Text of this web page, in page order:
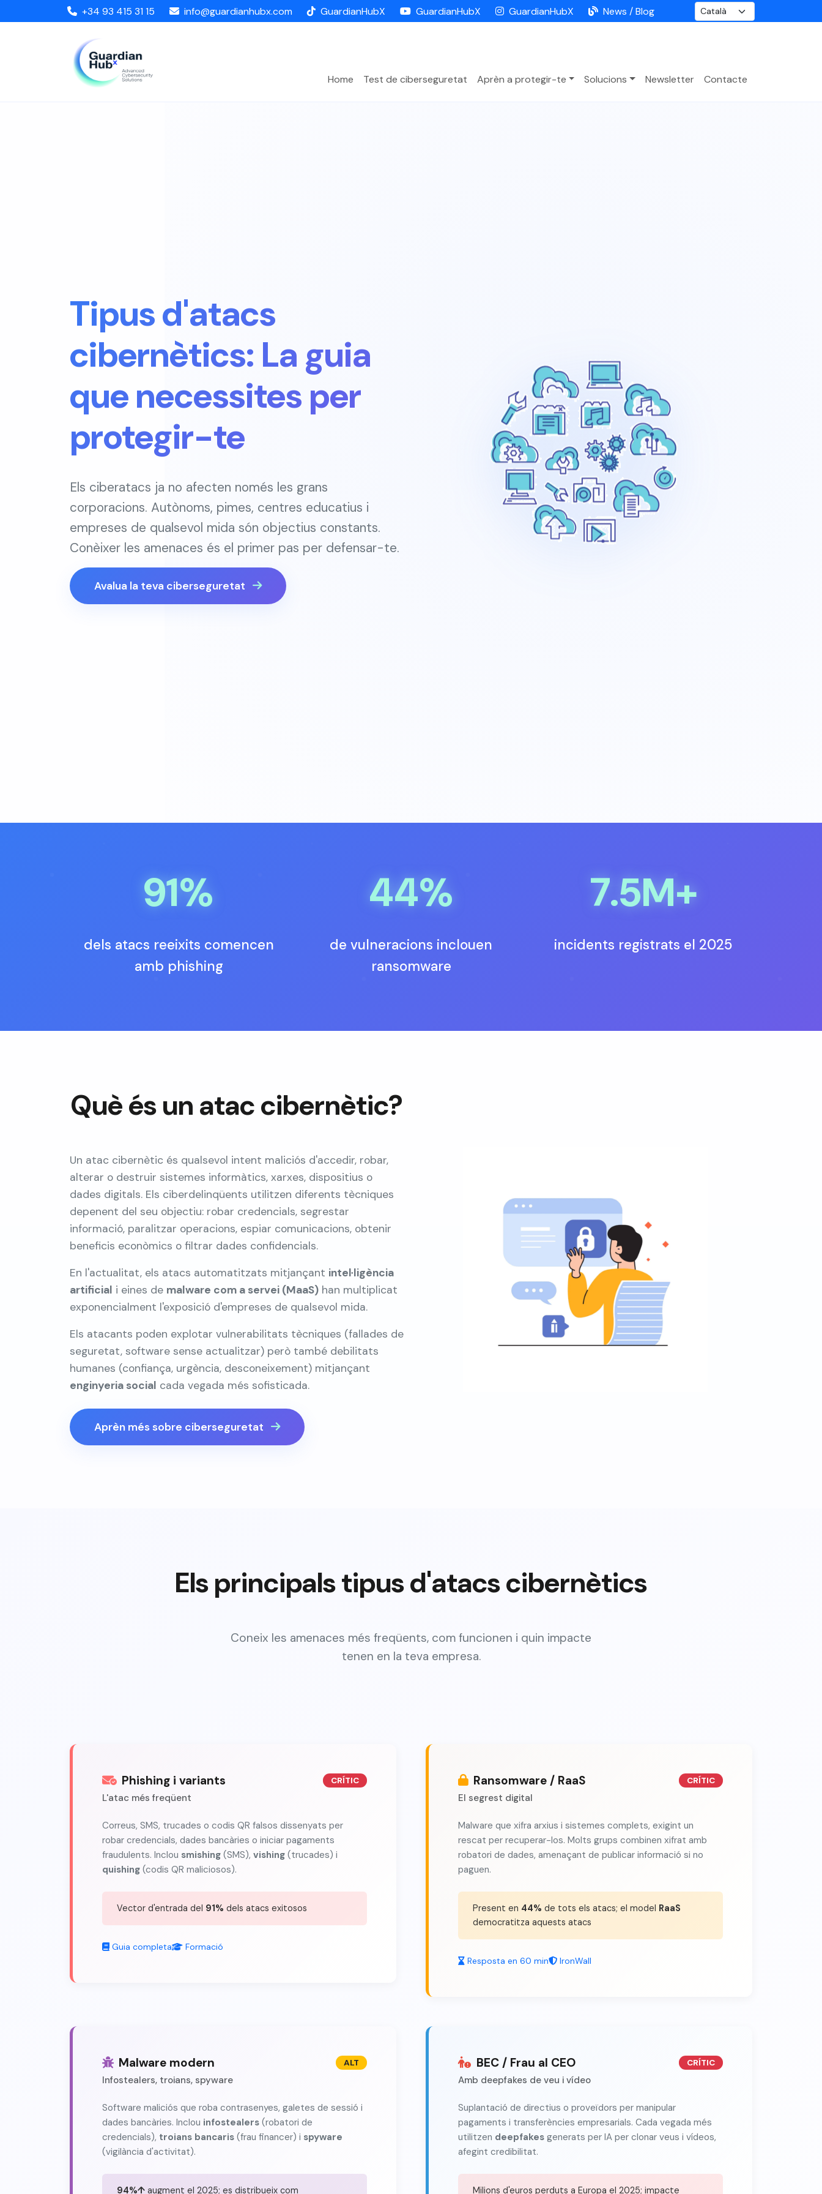
+34 93 415 31 15 info@guardianhubx.com GuardianHubX GuardianHubX GuardianHubX News / Blog
Home Test de ciberseguretat Aprèn a protegir-te Solucions Newsletter Contacte
Tipus d'atacs
cibernètics: La guia
que necessites per
protegir-te
Els ciberatacs ja no afecten només les grans
corporacions. Autònoms, pimes, centres educatius i
empreses de qualsevol mida són objectius constants.
Conèixer les amenaces és el primer pas per defensar-te.
Avalua la teva ciberseguretat
91%
dels atacs reeixits comencen
amb phishing
44%
de vulneracions inclouen
ransomware
7.5M+
incidents registrats el 2025
Què és un atac cibernètic?
Un atac cibernètic és qualsevol intent maliciós d'accedir, robar,
alterar o destruir sistemes informàtics, xarxes, dispositius o
dades digitals. Els ciberdelinqüents utilitzen diferents tècniques
depenent del seu objectiu: robar credencials, segrestar
informació, paralitzar operacions, espiar comunicacions, obtenir
beneficis econòmics o filtrar dades confidencials.
En l'actualitat, els atacs automatitzats mitjançant intel·ligència
artificial i eines de malware com a servei (MaaS) han multiplicat
exponencialment l'exposició d'empreses de qualsevol mida.
Els atacants poden explotar vulnerabilitats tècniques (fallades de
seguretat, software sense actualitzar) però també debilitats
humanes (confiança, urgència, desconeixement) mitjançant
enginyeria social cada vegada més sofisticada.
Aprèn més sobre ciberseguretat
Els principals tipus d'atacs cibernètics
Coneix les amenaces més freqüents, com funcionen i quin impacte
tenen en la teva empresa.
Phishing i variants
L'atac més freqüent
CRÍTIC
Correus, SMS, trucades o codis QR falsos dissenyats per
robar credencials, dades bancàries o iniciar pagaments
fraudulents. Inclou smishing (SMS), vishing (trucades) i
quishing (codis QR maliciosos).
Vector d'entrada del 91% dels atacs exitosos
Guia completa Formació
Ransomware / RaaS
El segrest digital
CRÍTIC
Malware que xifra arxius i sistemes complets, exigint un
rescat per recuperar-los. Molts grups combinen xifrat amb
robatori de dades, amenaçant de publicar informació si no
paguen.
Present en 44% de tots els atacs; el model RaaS
democratitza aquests atacs
Resposta en 60 min IronWall
Malware modern
Infostealers, troians, spyware
ALT
Software maliciós que roba contrasenyes, galetes de sessió i
dades bancàries. Inclou infostealers (robatori de
credencials), troians bancaris (frau financer) i spyware
(vigilància d'activitat).
94%↑ augment el 2025; es distribueix com
BEC / Frau al CEO
Amb deepfakes de veu i vídeo
CRÍTIC
Suplantació de directius o proveïdors per manipular
pagaments i transferències empresarials. Cada vegada més
utilitzen deepfakes generats per IA per clonar veus i vídeos,
afegint credibilitat.
Milions d'euros perduts a Europa el 2025; impacte